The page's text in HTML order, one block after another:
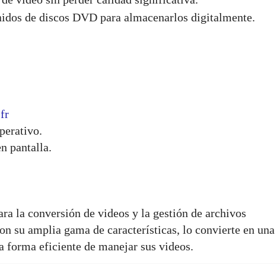
de discos DVD para almacenarlos digitalmente.
pantalla.
la conversión de videos y la gestión de archivos
su amplia gama de características, lo convierte en una
forma eficiente de manejar sus videos.